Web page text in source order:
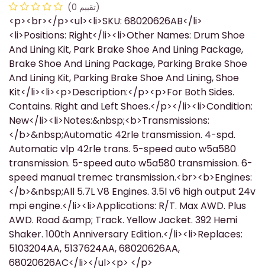
(تقييم 0)
<p><br></p><ul><li>SKU: 68020626AB</li>
<li>Positions: Right</li><li>Other Names: Drum Shoe
And Lining Kit, Park Brake Shoe And Lining Package,
Brake Shoe And Lining Package, Parking Brake Shoe
And Lining Kit, Parking Brake Shoe And Lining, Shoe
Kit</li><li><p>Description:</p><p>For Both Sides.
Contains. Right and Left Shoes.</p></li><li>Condition:
New</li><li>Notes:&nbsp;<b>Transmissions:
</b>&nbsp;Automatic 42rle transmission. 4-spd.
Automatic vlp 42rle trans. 5-speed auto w5a580
transmission. 5-speed auto w5a580 transmission. 6-
speed manual tremec transmission.<br><b>Engines:
</b>&nbsp;All 5.7L V8 Engines. 3.5l v6 high output 24v
mpi engine.</li><li>Applications: R/T. Max AWD. Plus
AWD. Road &amp; Track. Yellow Jacket. 392 Hemi
Shaker. 100th Anniversary Edition.</li><li>Replaces:
5103204AA, 5137624AA, 68020626AA,
68020626AC</li></ul><p> </p>